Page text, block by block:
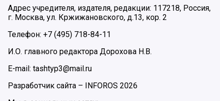
Адрес учредителя, издателя, редакции: 117218, Россия,
г. Москва, ул. Кржижановского, д.13, кор. 2
Телефон: +7 (495) 718-84-11
И.О. главного редактора Дорохова Н.В.
E-mail: tashtyp3@mail.ru
Разработчик сайта – INFOROS 2026